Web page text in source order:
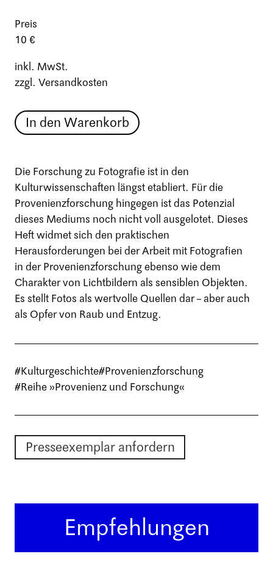
Preis
10 €
inkl. MwSt.
zzgl. Versandkosten
In den Warenkorb
Die Forschung zu Fotografie ist in den
Kulturwissenschaften längst etabliert. Für die
Provenienzforschung hingegen ist das Potenzial
dieses Mediums noch nicht voll ausgelotet. Dieses
Heft widmet sich den praktischen
Herausforderungen bei der Arbeit mit Fotografien
in der Provenienzforschung ebenso wie dem
Charakter von Lichtbildern als sensiblen Objekten.
Es stellt Fotos als wertvolle Quellen dar – aber auch
als Opfer von Raub und Entzug.
#Kulturgeschichte#Provenienzforschung
#Reihe »Provenienz und Forschung«
Presseexemplar anfordern
Empfehlungen